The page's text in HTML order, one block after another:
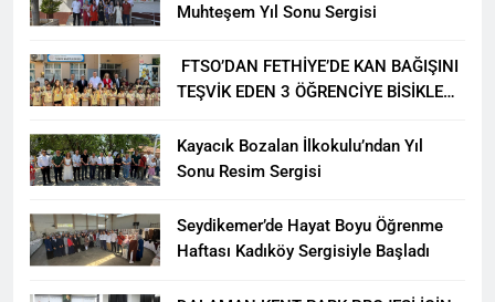
Muhteşem Yıl Sonu Sergisi
FTSO’DAN FETHİYE’DE KAN BAĞIŞINI
TEŞVİK EDEN 3 ÖĞRENCİYE BİSİKLET
Kayacık Bozalan İlkokulu’ndan Yıl
Sonu Resim Sergisi
Seydikemer’de Hayat Boyu Öğrenme
Haftası Kadıköy Sergisiyle Başladı